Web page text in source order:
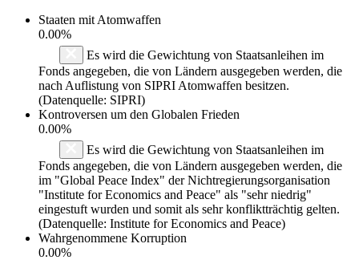
Staaten mit Atomwaffen
0.00%
Es wird die Gewichtung von Staatsanleihen im
Fonds angegeben, die von Ländern ausgegeben werden, die
nach Auflistung von SIPRI Atomwaffen besitzen.
(Datenquelle: SIPRI)
Kontroversen um den Globalen Frieden
0.00%
Es wird die Gewichtung von Staatsanleihen im
Fonds angegeben, die von Ländern ausgegeben werden, die
im "Global Peace Index" der Nichtregierungsorganisation
"Institute for Economics and Peace" als "sehr niedrig"
eingestuft wurden und somit als sehr konfliktträchtig gelten.
(Datenquelle: Institute for Economics and Peace)
Wahrgenommene Korruption
0.00%